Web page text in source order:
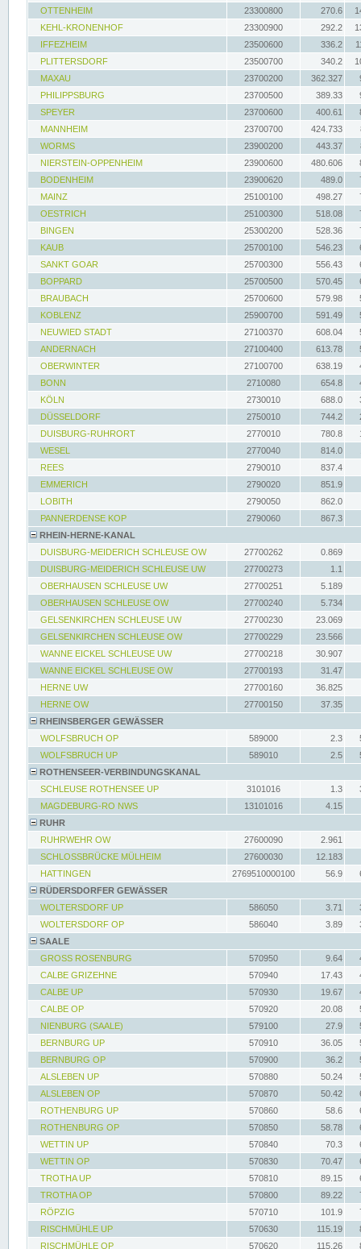
OTTENHEIM
23300800 270.6
KEHL-KRONENHOF
23300900 292.2
IFFEZHEIM
23500600 336.2
PLITTERSDORF
23500700 340.2
MAXAU
23700200 362.327
PHILIPPSBURG
23700500 389.33
SPEYER
23700600 400.61
MANNHEIM
23700700 424.733
WORMS
23900200 443.37
NIERSTEIN-OPPENHEIM
23900600 480.606
BODENHEIM
23900620 489.0
MAINZ
25100100 498.27
OESTRICH
25100300 518.08
BINGEN
25300200 528.36
KAUB
25700100 546.23
SANKT GOAR
25700300 556.43
BOPPARD
25700500 570.45
BRAUBACH
25700600 579.98
KOBLENZ
25900700 591.49
NEUWIED STADT
27100370 608.04
ANDERNACH
27100400 613.78
OBERWINTER
27100700 638.19
BONN
2710080 654.8
KÖLN
2730010 688.0
DÜSSELDORF
2750010 744.2
DUISBURG-RUHRORT
2770010 780.8
WESEL
2770040 814.0
REES
2790010
837.4
EMMERICH
2790020
851.9
LOBITH
2790050
862.0
PANNERDENSE KOP
2790060
867.3
RHEIN-HERNE-KANAL
DUISBURG-MEIDERICH SCHLEUSE OW
27700262
0.869
DUISBURG-MEIDERICH SCHLEUSE UW
27700273
1.1
OBERHAUSEN SCHLEUSE UW
27700251
5.189
OBERHAUSEN SCHLEUSE OW
27700240
5.734
GELSENKIRCHEN SCHLEUSE UW
27700230
23.069
GELSENKIRCHEN SCHLEUSE OW
27700229
23.566
WANNE EICKEL SCHLEUSE UW
27700218
30.907
WANNE EICKEL SCHLEUSE OW
27700193
31.47
HERNE UW
27700160
36.825
HERNE OW
27700150
37.35
RHEINSBERGER GEWÄSSER
WOLFSBRUCH OP
589000 2.3
WOLFSBRUCH UP
589010 2.5
ROTHENSEER-VERBINDUNGSKANAL
SCHLEUSE ROTHENSEE UP
3101016 1.3
MAGDEBURG-RO NWS
13101016
4.15
RUHR
RUHRWEHR OW
27600090
2.961
SCHLOSSBRÜCKE MÜLHEIM
27600030
12.183
HATTINGEN
2769510000100 56.9
RÜDERSDORFER GEWÄSSER
WOLTERSDORF UP
586050 3.71
WOLTERSDORF OP
586040 3.89
SAALE
GROSS ROSENBURG
570950 9.64
CALBE GRIZEHNE
570940 17.43
CALBE UP
570930 19.67
CALBE OP
570920 20.08
NIENBURG (SAALE)
579100 27.9
BERNBURG UP
570910 36.05
BERNBURG OP
570900 36.2
ALSLEBEN UP
570880 50.24
ALSLEBEN OP
570870 50.42
ROTHENBURG UP
570860 58.6
ROTHENBURG OP
570850 58.78
WETTIN UP
570840 70.3
WETTIN OP
570830 70.47
TROTHA UP
570810 89.15
TROTHA OP
570800 89.22
RÖPZIG
570710 101.9
RISCHMÜHLE UP
570630 115.19
RISCHMÜHLE OP
570620 115.26